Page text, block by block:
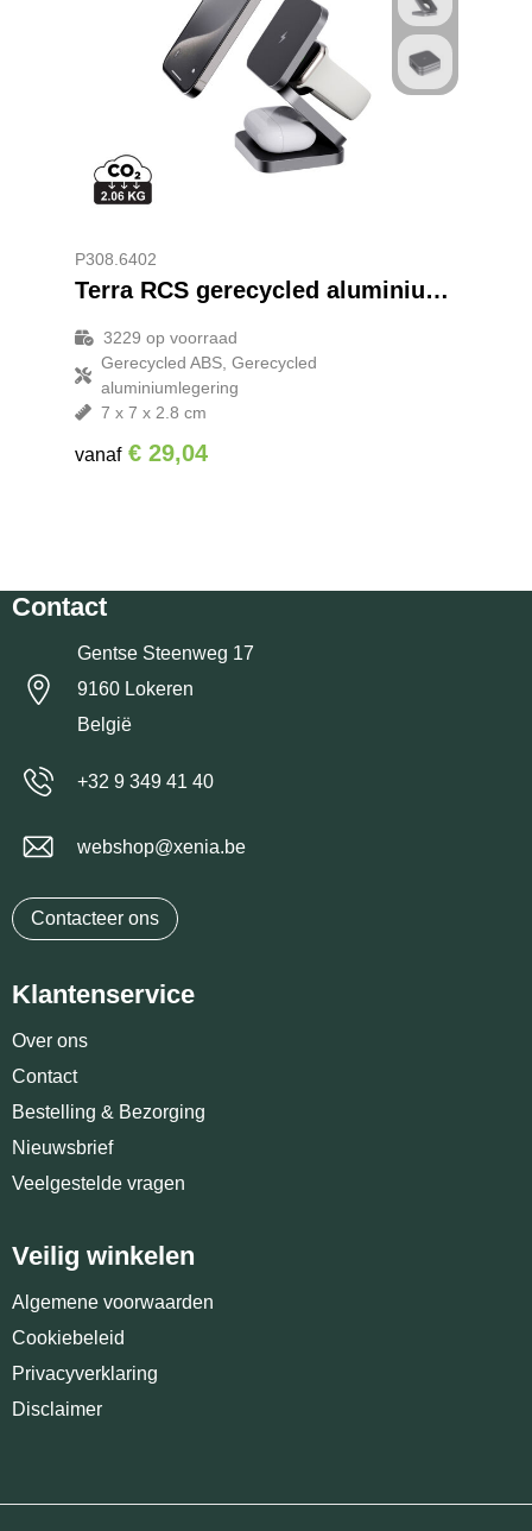
P308.6402
Terra RCS gerecycled aluminium opvouwbare 3-in-1 15W oplader
3229 op voorraad
Gerecycled ABS, Gerecycled
aluminiumlegering
7 x 7 x 2.8 cm
vanaf € 29,04
Contact
Gentse Steenweg 17
9160 Lokeren
België
+32 9 349 41 40
webshop@xenia.be
Contacteer ons
Klantenservice
Over ons
Contact
Bestelling & Bezorging
Nieuwsbrief
Veelgestelde vragen
Veilig winkelen
Algemene voorwaarden
Cookiebeleid
Privacyverklaring
Disclaimer